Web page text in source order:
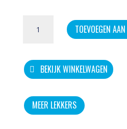
Boerenkwark
Naturel
aantal
TOEVOEGEN
BEKIJK WINKELWAGEN
MEER LEKKERS